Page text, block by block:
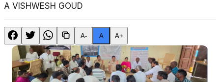
A VISHWESH GOUD
A- A A+